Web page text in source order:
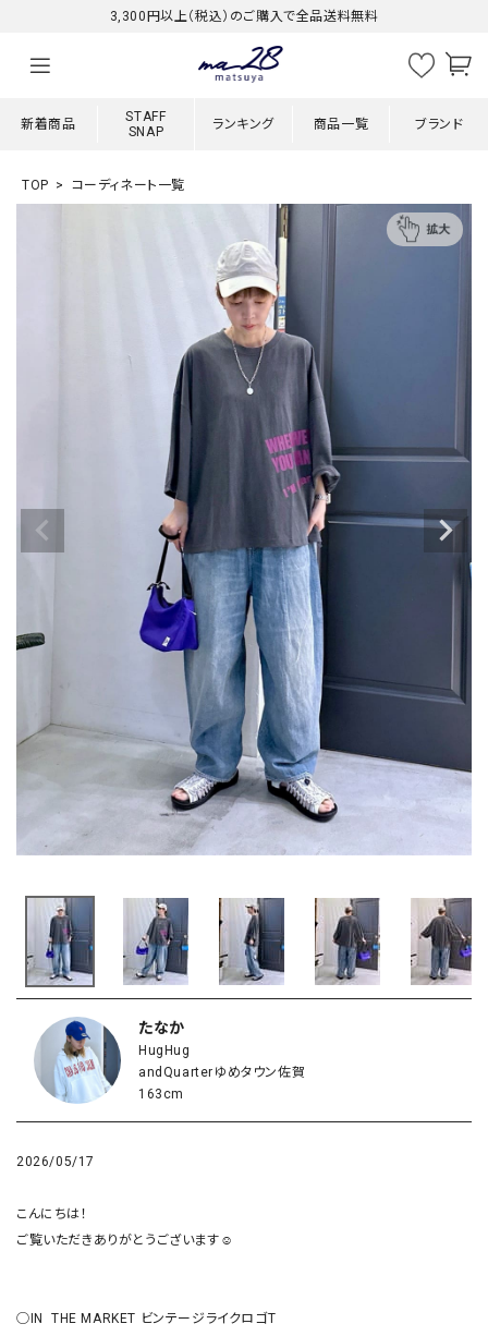
3,300円以上（税込）のご購入で全品送料無料
新着商品
STAFF
SNAP
ランキング 商品一覧 ブランド
TOP コーディネート一覧
たなか
HugHug
andQuarterゆめタウン佐賀
163cm
2026/05/17
こんにちは！
ご覧いただきありがとうございます☺︎
◯IN  THE MARKET ビンテージライクロゴT